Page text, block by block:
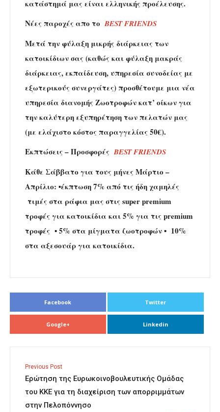
κατάστημά μας είναι ελληνικής προέλευσης.
Νέες παροχές απο το BEST FRIENDS
Μετά την φύλαξη μικρής διάρκειας των
κατοικίδιων σας (καθώς και φύλαξη μακράς
διάρκειας, εκπαίδευση, υπηρεσία συνοδείας με
εξωτερικούς συνεργάτες) προσθέτουμε μια νέα
υπηρεσία διανομής Ζωοτροφών κατ’ οίκων για
την καλύτερη εξυπηρέτηση των πελατών μας
(με ελάχιστο κόστος παραγγελίας 50€).
Εκπτώσεις – Προσφορές BEST FRIENDS
Κάθε Σάββατο για τους μήνες Μάρτιο –
Απρίλιο: ▪έκπτωση 7% από τις ήδη χαμηλές
τιμές στα ράφια μας στις super premium
τροφές για κατοικίδια και 5% για τις premium
τροφές ▪ 5% στα μίγματα ζωοτροφών ▪ 10%
στα αξεσουάρ για κατοικίδια.
Facebook Twitter
Google+ Linkedin
Previous Post
Ερώτηση της Ευρωκοινοβουλευτικής Ομάδας
του ΚΚΕ για τη διαχείριση των απορριμμάτων
στην Πελοπόννησο